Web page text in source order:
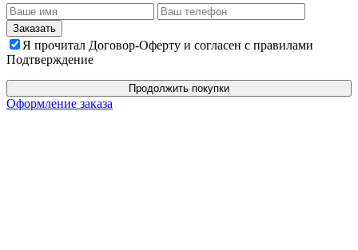
Я прочитал Договор-Оферту и согласен с правилами
Подтверждение
Продолжить покупки
Оформление заказа